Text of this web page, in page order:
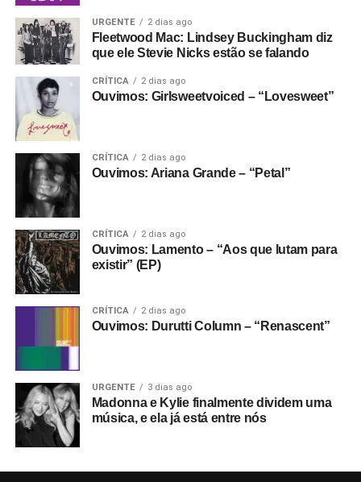
URGENTE 2 dias ago
Fleetwood Mac: Lindsey Buckingham diz
que ele Stevie Nicks estão se falando
CRÍTICA 2 dias ago
Ouvimos: Girlsweetvoiced – “Lovesweet”
CRÍTICA 2 dias ago
Ouvimos: Ariana Grande – “Petal”
CRÍTICA 2 dias ago
Ouvimos: Lamento – “Aos que lutam para
existir” (EP)
CRÍTICA 2 dias ago
Ouvimos: Durutti Column – “Renascent”
URGENTE 3 dias ago
Madonna e Kylie finalmente dividem uma
música, e ela já está entre nós